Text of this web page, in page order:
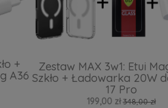
+
A36
Zestaw MAX 3w1: Etui
Szkło + Ładowarka 20W
17 Pro
199,00 zł 348,00 zł